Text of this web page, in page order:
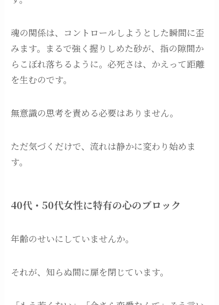
魂の関係は、コントロールしようとした瞬間に歪
みます。まるで強く握りしめた砂が、指の隙間か
らこぼれ落ちるように。必死さは、かえって距離
を生むのです。
無意識の思考を責める必要はありません。
ただ気づくだけで、流れは静かに変わり始めま
す。
40代・50代女性に特有の心のブロック
年齢のせいにしていませんか。
それが、知らぬ間に扉を閉じています。